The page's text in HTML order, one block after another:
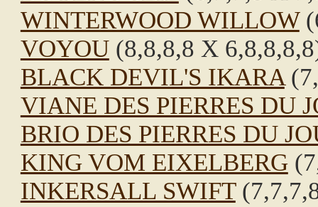
WINTERWOOD WILLOW
VOYOU(8,8,8,8 X
BLACK DEVIL'S IKARA
VIANE DES PIERRES DU
BRIO DES PIERRES DU
KING VOM EIXELBERG
INKERSALL SWIFT